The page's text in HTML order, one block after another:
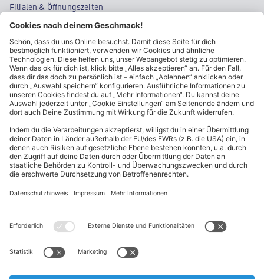
Filialen & Öffnungszeiten
Kontakt
Cookie-Einstellungen
Kundeninformationen
ALDI Nord folgen
* Wir bitten um Beachtung, dass diese Aktionsartikel im
begrenzter Anzahl zur Verfügung stehen. Sie können daher schon